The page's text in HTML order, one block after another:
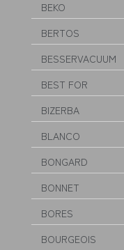
BEKO
BERTOS
BESSERVACUUM
BEST FOR
BIZERBA
BLANCO
BONGARD
BONNET
BORES
BOURGEOIS